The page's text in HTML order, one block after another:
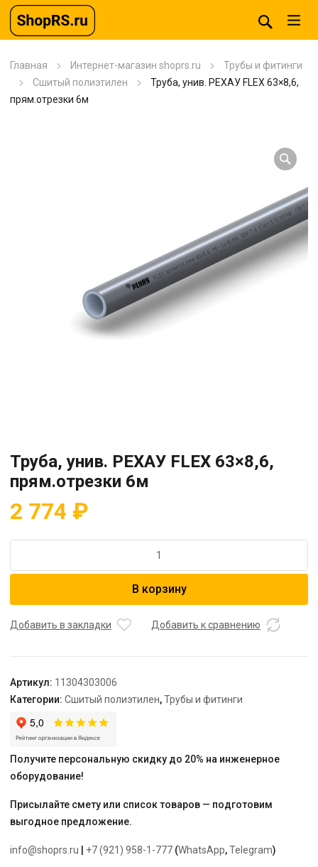
Главная Интернет-магазин shoprs.ru
Трубы и фитинги
Сшитый полиэтилен
Труба, унив. РЕХАУ FLEX 63×8,6,
прям.отрезки 6м
Труба, унив. РЕХАУ FLEX 63×8,6,
прям.отрезки 6м
2 774 ₽
Труба,
FLEX
В корзину
Добавить в закладки Добавить к сравнению
Артикул: 11304303006
Категории: Сшитый полиэтилен,Трубы и фитинги
Получите персональную скидку до 20% на инженерное
оборудование!
Присылайте смету или список товаров — подготовим
выгодное предложение.
info@shoprs.ru +7 (921) 958-1-777 (WhatsApp,Telegram)